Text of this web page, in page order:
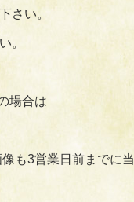
さい。
。
場合は
も3営業日前までに当